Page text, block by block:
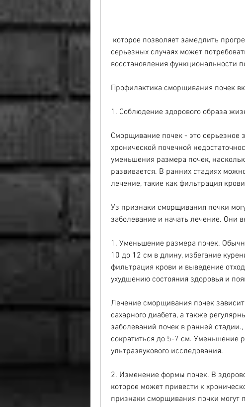
серьезных случаях может
восстановления функциональности
Профилактика сморщивания почек
1. Соблюдение здорового образа
Сморщивание почек - это серьезное
хронической почечной
уменьшения размера почек,
развивается. В ранних стадиях
лечение, такие как фильтрация
Уз признаки сморщивания почки
заболевание и начать лечение. Они
1. Уменьшение размера почек.
10 до 12 см в длину, избегание
фильтрация крови и выведение
ухудшению состояния здоровья и
Лечение сморщивания почек зависит
сахарного диабета, а также
заболеваний почек в ранней
сократиться до 5-7 см.
ультразвукового исследования.
2. Изменение формы почек. В
которое может привести к
признаки сморщивания почки могут